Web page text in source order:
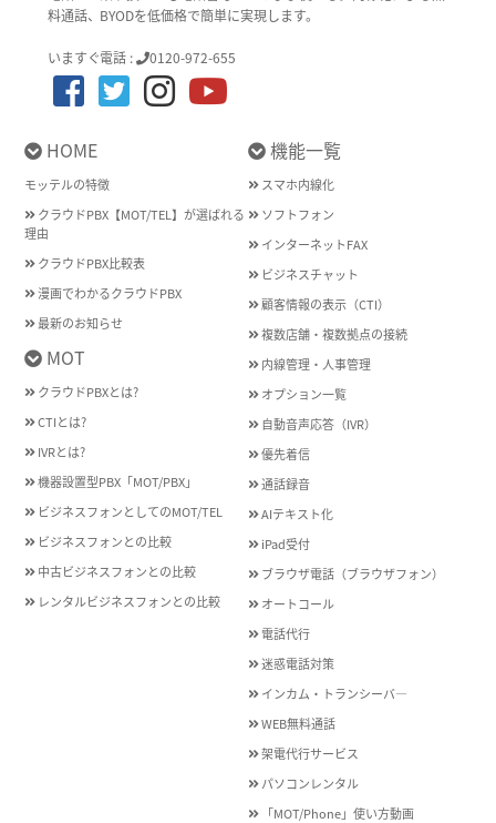
料通話、BYODを低価格で簡単に実現します。
いますぐ電話 : 0120-972-655
HOME
モッテルの特徴
クラウドPBX【MOT/TEL】が選ばれる
理由
クラウドPBX比較表
漫画でわかるクラウドPBX
最新のお知らせ
MOT
クラウドPBXとは?
CTIとは?
IVRとは?
機器設置型PBX「MOT/PBX」
ビジネスフォンとしてのMOT/TEL
ビジネスフォンとの比較
中古ビジネスフォンとの比較
レンタルビジネスフォンとの比較
機能一覧
スマホ内線化
ソフトフォン
インターネットFAX
ビジネスチャット
顧客情報の表示（CTI）
複数店舗・複数拠点の接続
内線管理・人事管理
オプション一覧
自動音声応答（IVR）
優先着信
通話録音
AIテキスト化
iPad受付
ブラウザ電話（ブラウザフォン）
オートコール
電話代行
迷惑電話対策
インカム・トランシーバ―
WEB無料通話
架電代行サービス
パソコンレンタル
「MOT/Phone」使い方動画